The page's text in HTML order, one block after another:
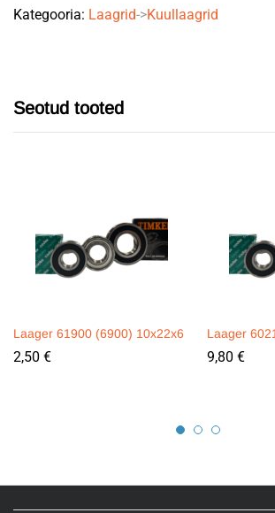
Kategooria: Laagrid->Kuullaagrid
Seotud tooted
Laager 61900 (6900) 10x22x6
2,50 €
Laager
9,80 €